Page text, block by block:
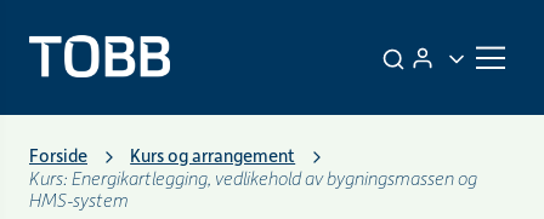
Forside
Kurs og arrangement
Kurs: Energikartlegging, vedlikehold av bygningsmassen og
HMS-system